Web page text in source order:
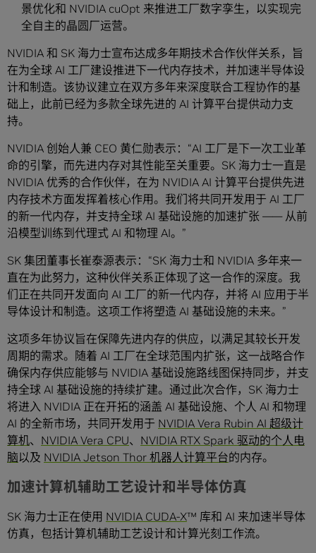
景优化和 NVIDIA cuOpt 来推进工厂数字孪生，以实现完
全自主的晶圆厂运营。
NVIDIA 和 SK 海力士宣布达成多年期技术合作伙伴关系，旨
在为全球 AI 工厂建设推进下一代内存技术，并加速半导体设
计和制造。该协议建立在双方多年来深度联合工程协作的基
础上，此前已经为多款全球先进的 AI 计算平台提供动力支
持。
NVIDIA 创始人兼 CEO 黄仁勋表示：“AI 工厂是下一次工业革
命的引擎，而先进内存对其性能至关重要。SK 海力士一直是
NVIDIA 优秀的合作伙伴，在为 NVIDIA AI 计算平台提供先进
内存技术方面发挥着核心作用。我们将共同开发用于 AI 工厂
的新一代内存，并支持全球 AI 基础设施的加速扩张 —— 从前
沿模型训练到代理式 AI 和物理 AI。”
SK 集团董事长崔泰源表示：“SK 海力士和 NVIDIA 多年来一
直在为此努力，这种伙伴关系正体现了这一合作的深度。我
们正在共同开发面向 AI 工厂的新一代内存，并将 AI 应用于半
导体设计和制造。这项工作将塑造 AI 基础设施的未来。”
这项多年协议旨在保障先进内存的供应，以满足其较长开发
周期的需求。随着 AI 工厂在全球范围内扩张，这一战略合作
确保内存供应能够与 NVIDIA 基础设施路线图保持同步，并支
持全球 AI 基础设施的持续扩建。通过此次合作，SK 海力士
将进入 NVIDIA 正在开拓的涵盖 AI 基础设施、个人 AI 和物理
AI 的全新市场，共同开发用于 NVIDIA Vera Rubin AI 超级计
算机、 NVIDIA Vera CPU、 NVIDIA RTX Spark 驱动的个人电
脑以及 NVIDIA Jetson Thor 机器人计算平台的内存。
加速计算机辅助工艺设计和半导体仿真
SK 海力士正在使用 NVIDIA CUDA-X™ 库和 AI 来加速半导体
仿真，包括计算机辅助工艺设计和计算光刻工作流。